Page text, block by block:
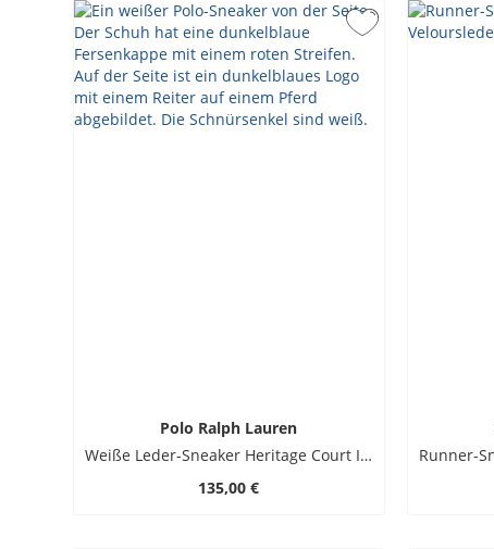
Polo Ralph Lauren
Weiße Leder-Sneaker Heritage Court II mit Streifenakzenten
135,00 €